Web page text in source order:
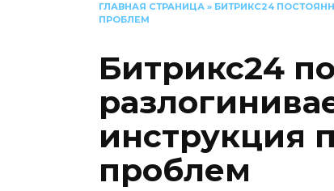
ГЛАВНАЯ СТРАНИЦА » БИТРИКС24
ПРОБЛЕМ
Битрикс24
инструкция
проблем